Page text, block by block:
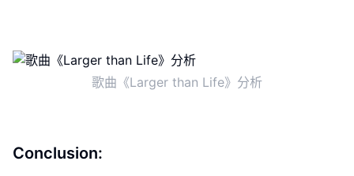
歌曲《Larger than Life》分析
Conclusion: